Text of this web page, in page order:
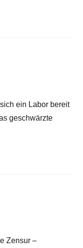
ein Labor bereit
geschwärzte
Zensur –